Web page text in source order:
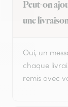
Peut-on
une
Oui, un
chaque
remis avec